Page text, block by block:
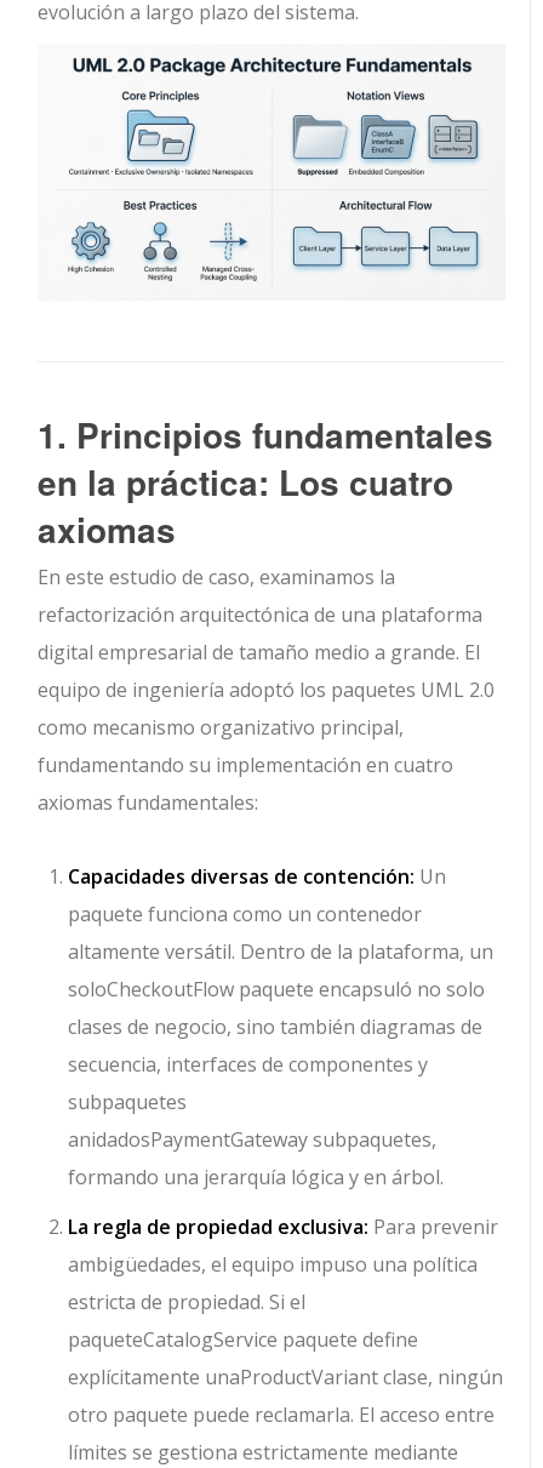
evolución a largo plazo del sistema.
1. Principios fundamentales
en la práctica: Los cuatro
axiomas
En este estudio de caso, examinamos la
refactorización arquitectónica de una plataforma
digital empresarial de tamaño medio a grande. El
equipo de ingeniería adoptó los paquetes UML 2.0
como mecanismo organizativo principal,
fundamentando su implementación en cuatro
axiomas fundamentales:
Capacidades diversas de contención: Un
paquete funciona como un contenedor
altamente versátil. Dentro de la plataforma, un
soloCheckoutFlow paquete encapsuló no solo
clases de negocio, sino también diagramas de
secuencia, interfaces de componentes y
subpaquetes
anidadosPaymentGatewaysubpaquetes,
formando una jerarquía lógica y en árbol.
La regla de propiedad exclusiva: Para prevenir
ambigüedades, el equipo impuso una política
estricta de propiedad. Si el
paqueteCatalogService paquete define
explícitamente unaProductVariantclase, ningún
otro paquete puede reclamarla. El acceso entre
límites se gestiona estrictamente mediante